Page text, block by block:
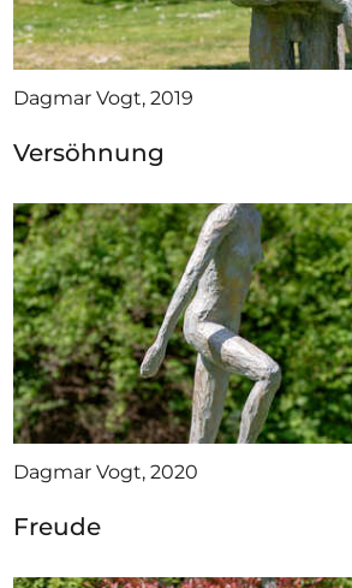
Dagmar Vogt, 2019
Versöhnung
Dagmar Vogt, 2020
Freude